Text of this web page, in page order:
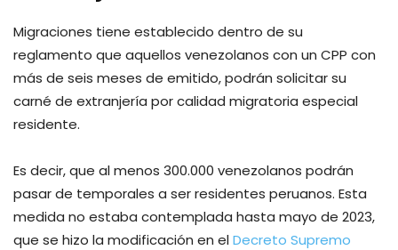
Migraciones tiene establecido dentro de su
reglamento que aquellos venezolanos con un CPP con
más de seis meses de emitido, podrán solicitar su
carné de extranjería por calidad migratoria especial
residente.
Es decir, que al menos 300.000 venezolanos podrán
pasar de temporales a ser residentes peruanos. Esta
medida no estaba contemplada hasta mayo de 2023,
que se hizo la modificación en elDecreto Supremo